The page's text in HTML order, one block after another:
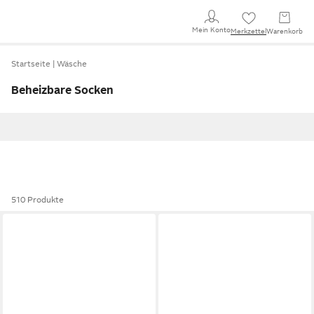
Mein KontoMerkzettel Warenkorb
Startseite Wäsche
Beheizbare Socken
510 Produkte